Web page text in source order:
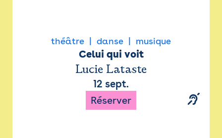
théâtre danse musique
Celui qui voit
Lucie Lataste
12 sept.
Réserver